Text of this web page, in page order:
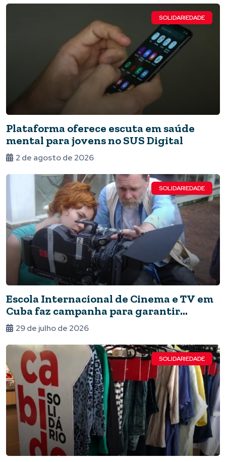
SOLIDARIEDADE
Plataforma oferece escuta em saúde
mental para jovens no SUS Digital
2 de agosto de 2026
SOLIDARIEDADE
Escola Internacional de Cinema e TV em
Cuba faz campanha para garantir
autonomia energética
29 de julho de 2026
SOLIDARIEDADE